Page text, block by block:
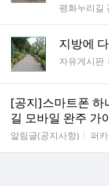
게시판명
평화누리길
지방에
게시판명
자유게시판
[공지]스마트폰 하
길 모바일 완주 가
게시판명
알림글(공지사항) 작성
퍼카